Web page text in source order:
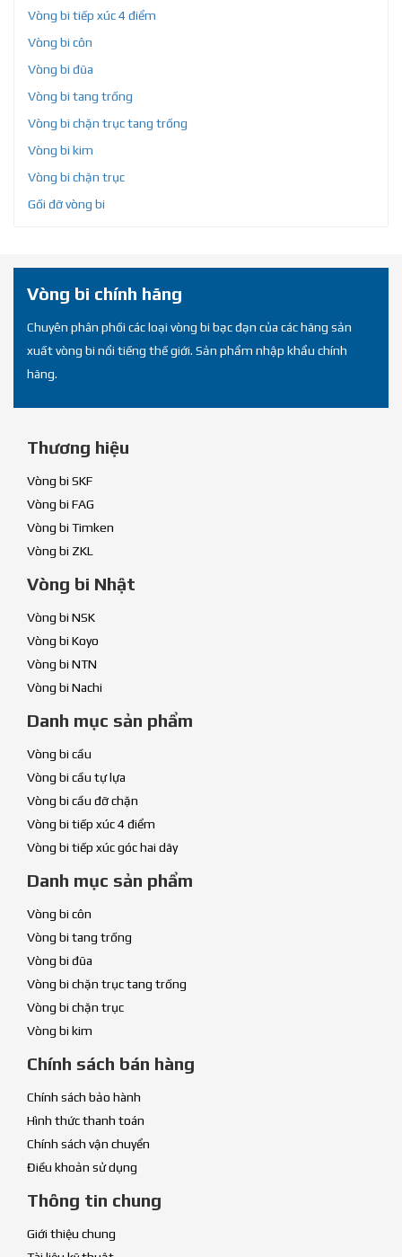
Vòng bi tiếp xúc 4 điểm
Vòng bi côn
Vòng bi đũa
Vòng bi tang trống
Vòng bi chặn trục tang trống
Vòng bi kim
Vòng bi chặn trục
Gối đỡ vòng bi
Vòng bi chính hãng
Chuyên phân phối các loại vòng bi bạc đạn của các hãng sản
xuất vòng bi nổi tiếng thế giới. Sản phẩm nhập khẩu chính
hãng.
Thương hiệu
Vòng bi SKF
Vòng bi FAG
Vòng bi Timken
Vòng bi ZKL
Vòng bi Nhật
Vòng bi NSK
Vòng bi Koyo
Vòng bi NTN
Vòng bi Nachi
Danh mục sản phẩm
Vòng bi cầu
Vòng bi cầu tự lựa
Vòng bi cầu đỡ chặn
Vòng bi tiếp xúc 4 điểm
Vòng bi tiếp xúc góc hai dãy
Danh mục sản phẩm
Vòng bi côn
Vòng bi tang trống
Vòng bi đũa
Vòng bi chặn trục tang trống
Vòng bi chặn trục
Vòng bi kim
Chính sách bán hàng
Chính sách bảo hành
Hình thức thanh toán
Chính sách vận chuyển
Điều khoản sử dụng
Thông tin chung
Giới thiệu chung